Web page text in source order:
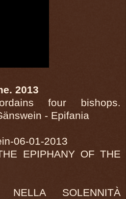
2013
four bishops.
- Epifania
06-01-2013
EPIPHANY OF THE
NELLA SOLENNITÀ